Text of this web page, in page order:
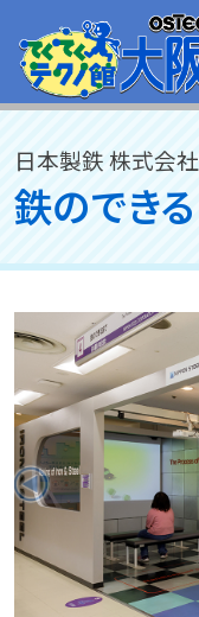
日本製鉄 株式会社
鉄のでき